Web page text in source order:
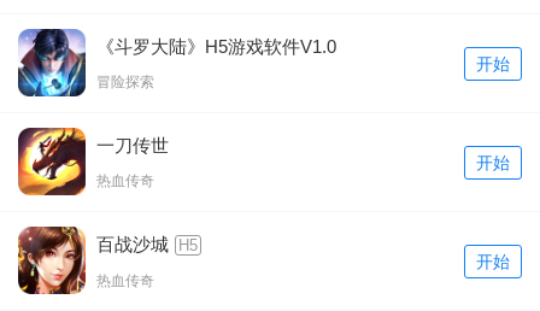
《斗罗大陆》H5游戏软件V1.0
冒险探索
开始
一刀传世
热血传奇
开始
百战沙城 H5
热血传奇
开始